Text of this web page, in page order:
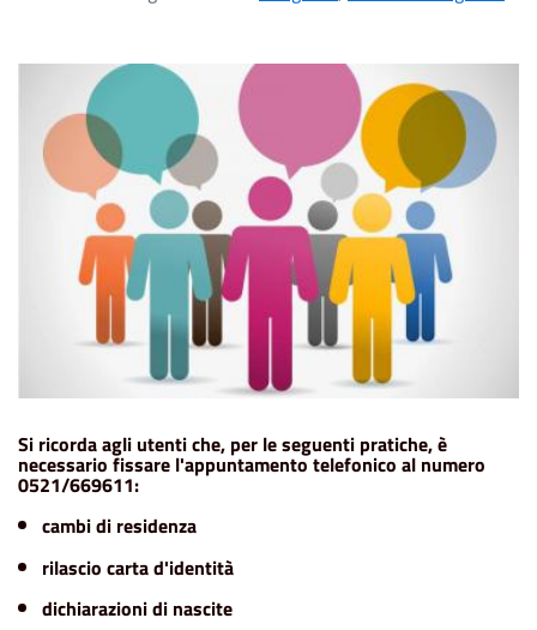
Si ricorda agli utenti che, per le seguenti pratiche, è
necessario fissare l'appuntamento telefonico al numero
0521/669611:
cambi di residenza
rilascio carta d'identità
dichiarazioni di nascite